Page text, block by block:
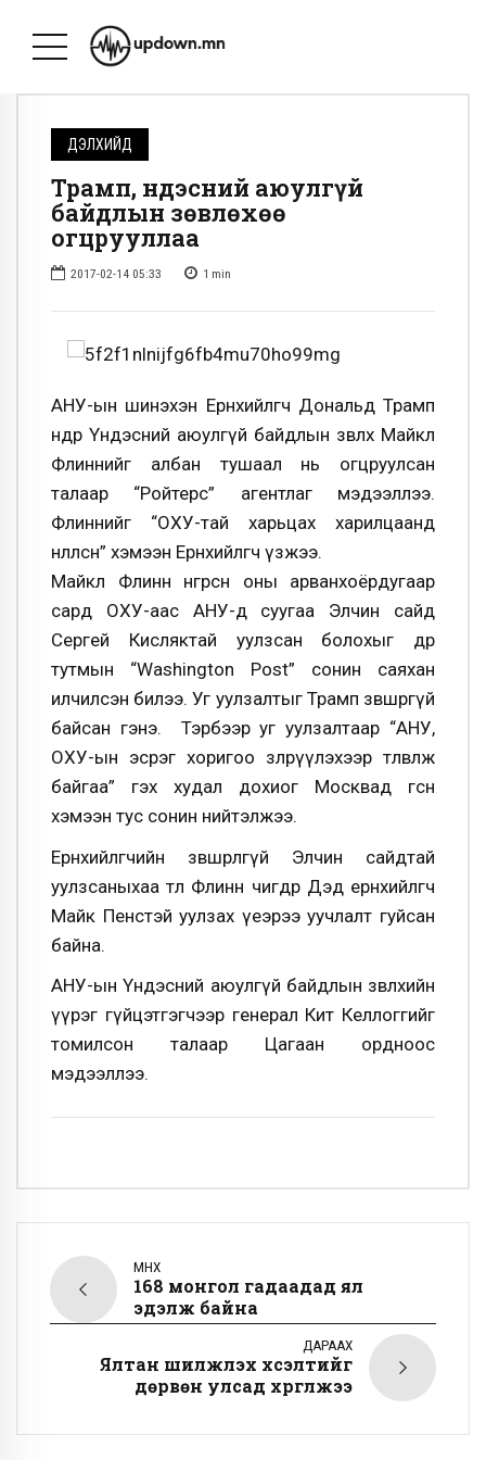
ДЭЛХИЙД
Трамп, Үндэсний аюулгүй
байдлын зөвлөхөө
огцрууллаа
2017-02-14 05:33 1 min
АНУ-ын шинэхэн Ерөнхийлөгч Дональд Трамп
өнөөдөр Үндэсний аюулгүй байдлын зөвлөх Майкл
Флиннийг албан тушаал нь огцруулсан
талаар “Ройтерс” агентлаг мэдээллээ.
Флиннийг “ОХУ-тай харьцах харилцаанд
нөлөөлсөн” хэмээн Ерөнхийлөгч үзжээ.
Майкл Флинн өнгөрсөн оны арванхоёрдугаар
сард ОХУ-аас АНУ-д суугаа Элчин сайд
Сергей Кисляктай уулзсан болохыг өдөр
тутмын “Washington Post” сонин саяхан
илчилсэн билээ. Уг уулзалтыг Трамп зөвшөөрөөгүй
байсан гэнэ. Тэрбээр уг уулзалтаар “АНУ,
ОХУ-ын эсрэг хоригоо зөөлрүүлэхээр төлөвлөж
байгаа” гэх худал дохиог Москвад өгсөн
хэмээн тус сонин нийтэлжээ.
Ерөнхийлөгчийн зөвшөөрөлгүй Элчин сайдтай
уулзсаныхаа төлөө Флинн өчигдөр Дэд ерөнхийлөгч
Майк Пенстэй уулзах үеэрээ уучлалт гуйсан
байна.
АНУ-ын Үндэсний аюулгүй байдлын зөвлөхийн
үүрэг гүйцэтгэгчээр генерал Кит Келлоггийг
томилсон талаар Цагаан ордноос
мэдээллээ.
ӨМНӨХ
168 монгол гадаадад ял
эдэлж байна
ДАРААХ
Ялтан шилжүүлэх хүсэлтийг
дөрвөн улсад хүргүүлжээ